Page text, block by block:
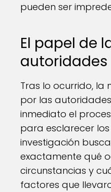
pueden ser
El papel de
autoridades
Tras lo ocurrido, la
por las
inmediato el
para esclarecer los
investigación
exactamente qué
circunstancias y
factores que